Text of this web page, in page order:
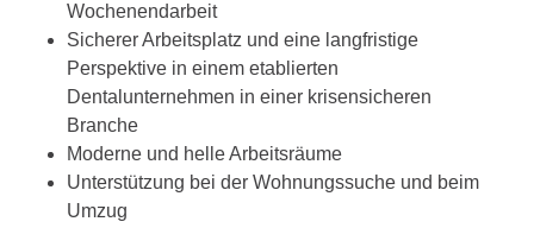
Wochenendarbeit
Sicherer Arbeitsplatz und eine langfristige
Perspektive in einem etablierten
Dentalunternehmen in einer krisensicheren
Branche
Moderne und helle Arbeitsräume
Unterstützung bei der Wohnungssuche und beim
Umzug